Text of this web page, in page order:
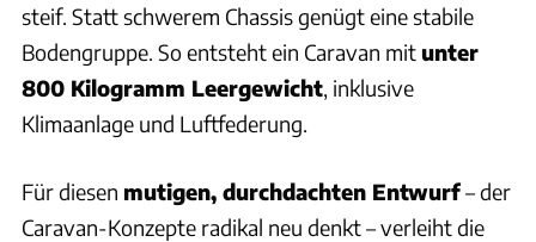
steif. Statt schwerem Chassis genügt eine stabile
Bodengruppe. So entsteht ein Caravan mitunter
800 Kilogramm Leergewicht, inklusive
Klimaanlage und Luftfederung.
Für diesen mutigen, durchdachten Entwurf– der
Caravan-Konzepte radikal neu denkt – verleiht die